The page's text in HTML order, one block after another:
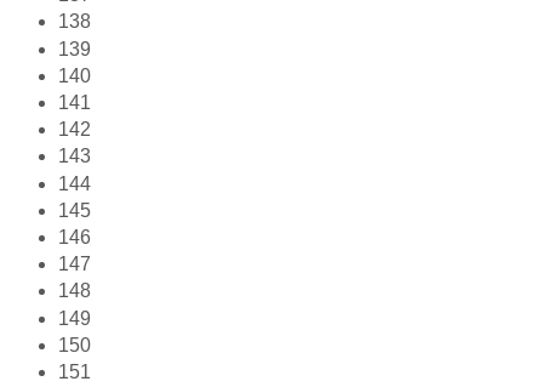
138
139
140
141
142
143
144
145
146
147
148
149
150
151